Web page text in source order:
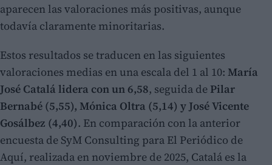
aparecen las valoraciones más positivas, aunque
todavía claramente minoritarias.
Estos resultados se traducen en las siguientes
valoraciones medias en una escala del 1 al 10: María
José Catalá lidera con un 6,58, seguida de Pilar
Bernabé (5,55), Mónica Oltra (5,14) y José Vicente
Gosálbez (4,40). En comparación con la anterior
encuesta de SyM Consulting para El Periódico de
Aquí, realizada en noviembre de 2025, Catalá es la